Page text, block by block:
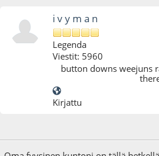
i v y m a n
Legenda
Viestit: 5960
button downs weejuns
Kirjattu